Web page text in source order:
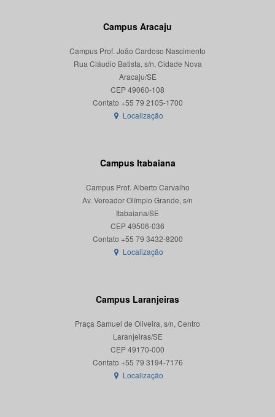
Campus Aracaju
Campus Prof. João Cardoso Nascimento
Rua Cláudio Batista, s/n, Cidade Nova
Aracaju/SE
CEP 49060-108
Localização
Campus Itabaiana
Campus Prof. Alberto Carvalho
Av. Vereador Olímpio Grande, s/n
Itabaiana/SE
CEP 49506-036
Localização
Campus Laranjeiras
Praça Samuel de Oliveira, s/n, Centro
Laranjeiras/SE
CEP 49170-000
Localização